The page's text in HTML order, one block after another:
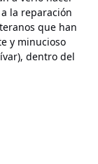
la reparación
que han
y minucioso
dentro del